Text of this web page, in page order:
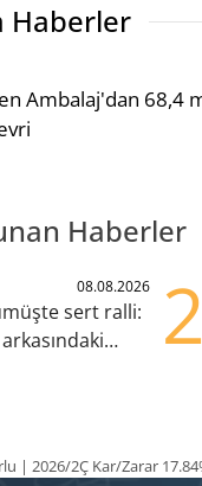
Haberler
Ambalaj'dan 68,4
Haberler
08.08.2026
sert ralli:
2
| 2026/2Ç Kar/Zarar